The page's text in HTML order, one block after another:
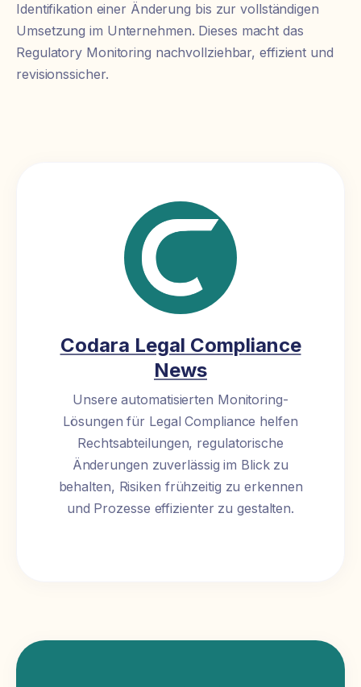
Identifikation einer Änderung bis zur vollständigen
Umsetzung im Unternehmen. Dieses macht das
Regulatory Monitoring nachvollziehbar, effizient und
revisionssicher.
Codara Legal Compliance
News
Unsere automatisierten Monitoring-
Lösungen für Legal Compliance helfen
Rechtsabteilungen, regulatorische
Änderungen zuverlässig im Blick zu
behalten, Risiken frühzeitig zu erkennen
und Prozesse effizienter zu gestalten.